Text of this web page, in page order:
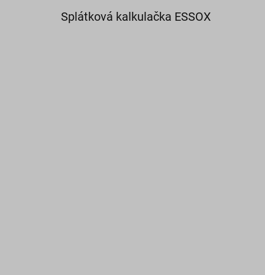
Splátková kalkulačka ESSOX